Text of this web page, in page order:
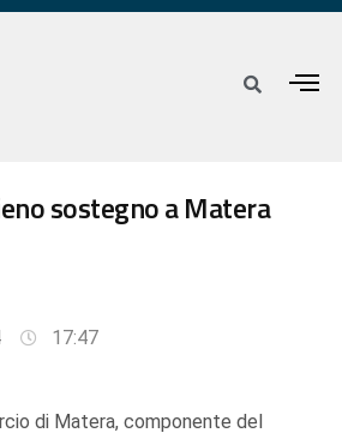
sostegno a Matera
17:47
di Matera, componente del